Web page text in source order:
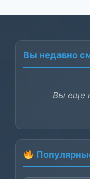
Вы недавно
Вы еще